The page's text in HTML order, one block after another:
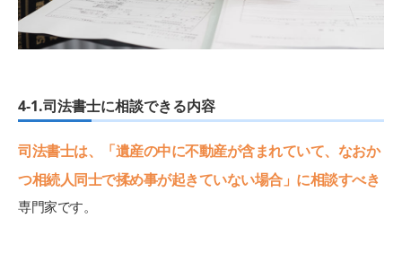
4-1.司法書士に相談できる内容
司法書士は、「遺産の中に不動産が含まれていて、なおか
つ相続人同士で揉め事が起きていない場合」に相談すべき
専門家です。